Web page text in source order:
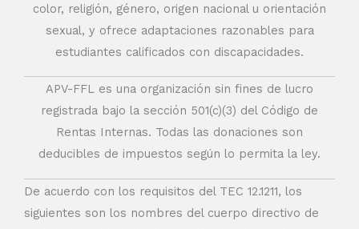
color, religión, género, origen nacional u orientación
sexual, y ofrece adaptaciones razonables para
estudiantes calificados con discapacidades.
APV-FFL es una organización sin fines de lucro
registrada bajo la sección 501(c)(3) del Código de
Rentas Internas. Todas las donaciones son
deducibles de impuestos según lo permita la ley.
De acuerdo con los requisitos del TEC 12.1211, los
siguientes son los nombres del cuerpo directivo de